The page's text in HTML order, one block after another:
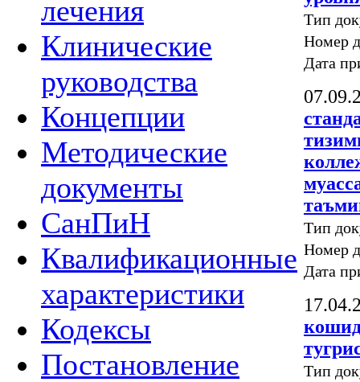
лечения
Клинические
руководства
Концепции
Методические
документы
СанПиН
Квалификационные
характеристики
Кодексы
Постановление
Тип
Номер
Дата
Тип
Номер
Дата
Тип